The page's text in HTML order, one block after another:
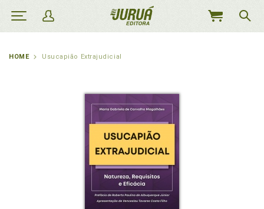
MEU
HOME Usucapião Extrajudicial